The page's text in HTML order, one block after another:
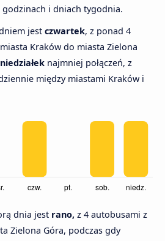
i dniach tygodnia.
jest czwartek, z ponad 4
Kraków do miasta Zielona
najmniej połączeń, z
między miastami Kraków i
dnia jest rano, z 4 autobusami z
Zielona Góra, podczas gdy